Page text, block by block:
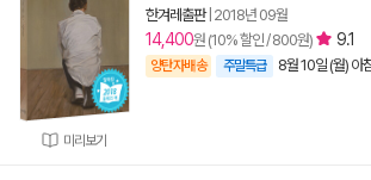
미리보기
한겨레출판| 2018년 09월
14,400원 (10% 할인 / 800원) 9.1
양탄자배송 주말특급 8월 10일 (월) 아